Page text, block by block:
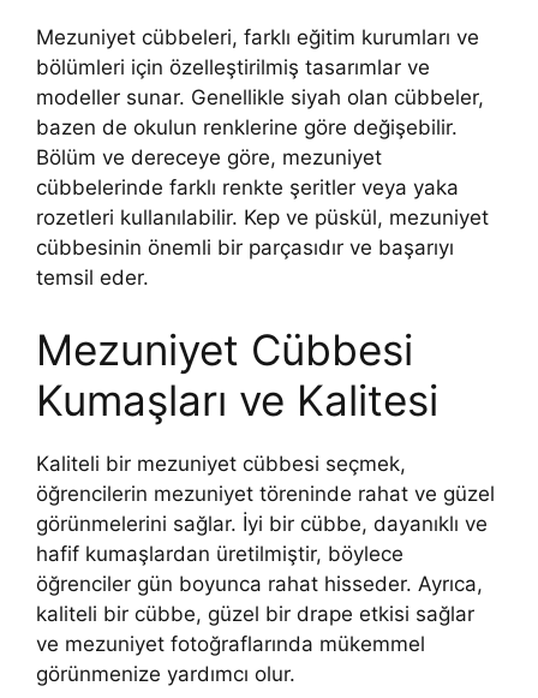
Mezuniyet cübbeleri, farklı eğitim kurumları ve
bölümleri için özelleştirilmiş tasarımlar ve
modeller sunar. Genellikle siyah olan cübbeler,
bazen de okulun renklerine göre değişebilir.
Bölüm ve dereceye göre, mezuniyet
cübbelerinde farklı renkte şeritler veya yaka
rozetleri kullanılabilir. Kep ve püskül, mezuniyet
cübbesinin önemli bir parçasıdır ve başarıyı
temsil eder.
Mezuniyet Cübbesi
Kumaşları ve Kalitesi
Kaliteli bir mezuniyet cübbesi seçmek,
öğrencilerin mezuniyet töreninde rahat ve güzel
görünmelerini sağlar. İyi bir cübbe, dayanıklı ve
hafif kumaşlardan üretilmiştir, böylece
öğrenciler gün boyunca rahat hisseder. Ayrıca,
kaliteli bir cübbe, güzel bir drape etkisi sağlar
ve mezuniyet fotoğraflarında mükemmel
görünmenize yardımcı olur.